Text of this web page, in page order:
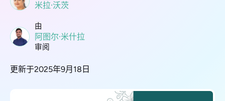
米拉·沃茨
由
阿图尔·米什拉
审阅
更新于2025年9月18日